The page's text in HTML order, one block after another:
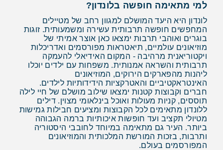
למי מתאימה חופשה בלונדון?
לונדון היא היעד המושלם למגוון רחב של מטיילים
המחפשים חופשה תרבותית עשירה ומשמעותית. זוגות
בוגרים ואוהבי תרבות ימצאו כאן אוצר אמיתי של
מוזיאונים עולמיים, תיאטראות מפורסמים ואדריכלות
ויקטוריאנית מרהיבה - המקום האידיאלי להעמקה
תרבותית והשראה אמנותית. משפחות עם ילדים יוכלו
ליהנות מהפארקים הירוקים, המוזיאונים
האינטראקטיביים והאטרקציות הידידותיות לילדים.
חברים וקבוצות קטנות ימצאו שילוב מושלם של חיי לילה
תוססים, קניות מעולות ואוכל בינלאומי מצוין. דילים
ללונדון מתאימים לכל הקבוצות ומציעים חבילות גמישות
מטיולי תקציב ועד חופשות איכותיות ברמה הגבוהה
ביותר. העיר גם מתאימה במיוחד לחובבי היסטוריה
ותרבות, בזכות המורשת המלכותית והמוזיאונים
המפורסמים בעולם.